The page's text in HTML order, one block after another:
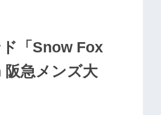
「Snow Fox
急メンズ大